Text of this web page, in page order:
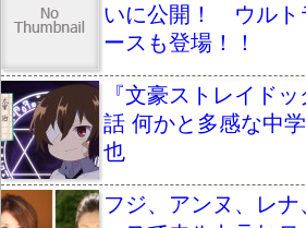
いに公開！ ウルト
ースも登場！！
『文豪ストレイド
話 何かと多感な中
也
フジ、アンヌ、レ